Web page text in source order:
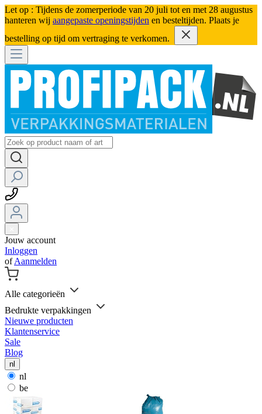
Let op : Tijdens de zomerperiode van 20 juli tot en met 28 augustus
hanteren wij aangepaste openingstijden en besteltijden. Plaats je
bestelling op tijd om vertraging te verkomen.
Jouw account
Inloggen
ofAanmelden
Alle categorieën
Bedrukte verpakkingen
Nieuwe producten
Klantenservice
Sale
Blog
nl
nl
be